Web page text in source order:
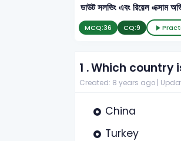
ডাউট সলভিং এবং রিয়েল এক্সাম
MCQ:36 CQ:9
1 .Which country
Created: 8 years ago |
China
Turkey